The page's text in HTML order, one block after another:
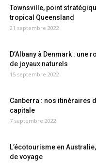
Townsville, point
tropical Queensland
21 septembre 2022
D’Albany à Denmark : une
de joyaux naturels
15 septembre 2022
Canberra : nos itinéraires
capitale
7 septembre 2022
L’écotourisme en
de voyage